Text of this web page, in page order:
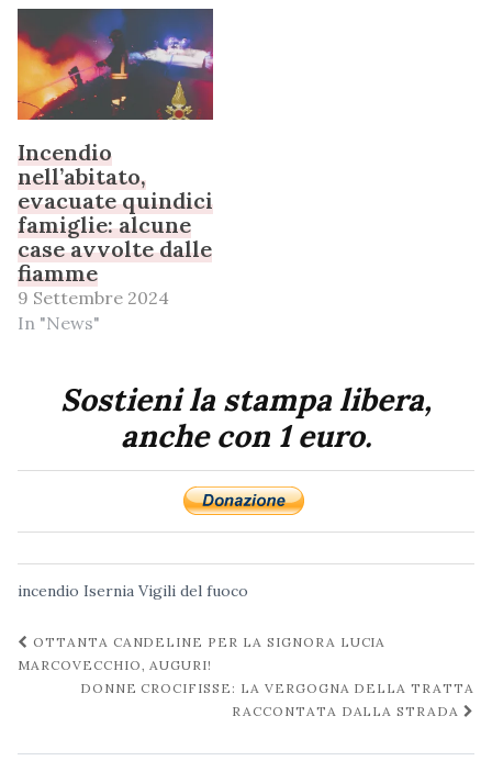
Incendio
nell’abitato,
evacuate quindici
famiglie: alcune
case avvolte dalle
fiamme
9 Settembre 2024
In "News"
Sostieni la stampa libera,
anche con 1 euro.
incendio Isernia Vigili del fuoco
Navigazione
post
OTTANTA CANDELINE PER LA SIGNORA LUCIA
MARCOVECCHIO, AUGURI!
DONNE CROCIFISSE: LA VERGOGNA DELLA TRATTA
RACCONTATA DALLA STRADA